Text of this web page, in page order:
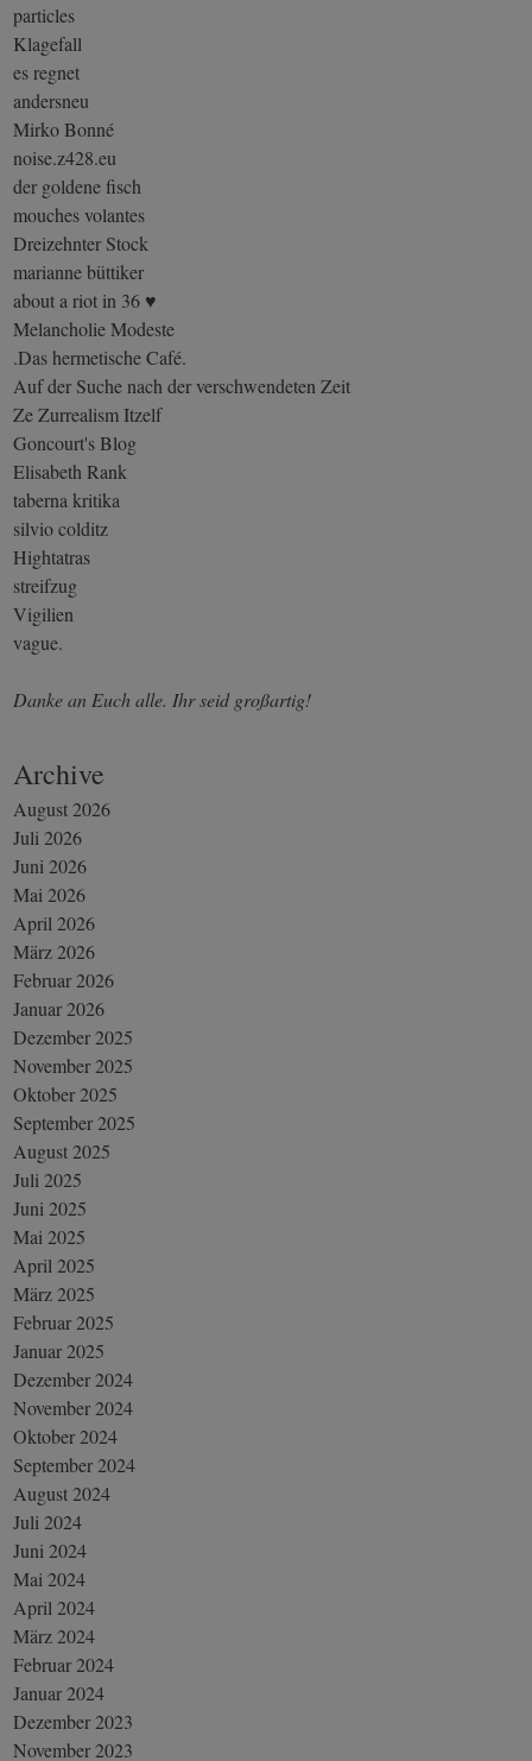
particles
Klagefall
es regnet
andersneu
Mirko Bonné
noise.z428.eu
der goldene fisch
mouches volantes
Dreizehnter Stock
marianne büttiker
about a riot in 36 ♥
Melancholie Modeste
.Das hermetische Café.
Auf der Suche nach der verschwendeten Zeit
Ze Zurrealism Itzelf
Goncourt's Blog
Elisabeth Rank
taberna kritika
silvio colditz
Hightatras
streifzug
Vigilien
vague.
Danke an Euch alle. Ihr seid großartig!
Archive
August 2026
Juli 2026
Juni 2026
Mai 2026
April 2026
März 2026
Februar 2026
Januar 2026
Dezember 2025
November 2025
Oktober 2025
September 2025
August 2025
Juli 2025
Juni 2025
Mai 2025
April 2025
März 2025
Februar 2025
Januar 2025
Dezember 2024
November 2024
Oktober 2024
September 2024
August 2024
Juli 2024
Juni 2024
Mai 2024
April 2024
März 2024
Februar 2024
Januar 2024
Dezember 2023
November 2023